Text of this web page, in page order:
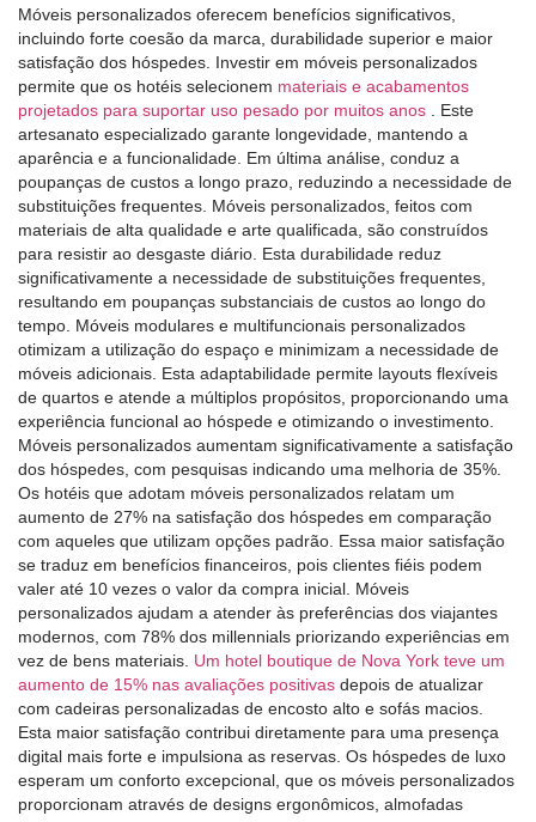
Móveis personalizados oferecem benefícios significativos,
incluindo forte coesão da marca, durabilidade superior e maior
satisfação dos hóspedes. Investir em móveis personalizados
permite que os hotéis selecionem materiais e acabamentos
projetados para suportar uso pesado por muitos anos
. Este
artesanato especializado garante longevidade, mantendo a
aparência e a funcionalidade. Em última análise, conduz a
poupanças de custos a longo prazo, reduzindo a necessidade de
substituições frequentes. Móveis personalizados, feitos com
materiais de alta qualidade e arte qualificada, são construídos
para resistir ao desgaste diário. Esta durabilidade reduz
significativamente a necessidade de substituições frequentes,
resultando em poupanças substanciais de custos ao longo do
tempo. Móveis modulares e multifuncionais personalizados
otimizam a utilização do espaço e minimizam a necessidade de
móveis adicionais. Esta adaptabilidade permite layouts flexíveis
de quartos e atende a múltiplos propósitos, proporcionando uma
experiência funcional ao hóspede e otimizando o investimento.
Móveis personalizados aumentam significativamente a satisfação
dos hóspedes, com pesquisas indicando uma melhoria de 35%.
Os hotéis que adotam móveis personalizados relatam um
aumento de 27% na satisfação dos hóspedes em comparação
com aqueles que utilizam opções padrão. Essa maior satisfação
se traduz em benefícios financeiros, pois clientes fiéis podem
valer até 10 vezes o valor da compra inicial. Móveis
personalizados ajudam a atender às preferências dos viajantes
modernos, com 78% dos millennials priorizando experiências em
vez de bens materiais. Um hotel boutique de Nova York teve um
aumento de 15% nas avaliações positivas depois de atualizar
com cadeiras personalizadas de encosto alto e sofás macios.
Esta maior satisfação contribui diretamente para uma presença
digital mais forte e impulsiona as reservas. Os hóspedes de luxo
esperam um conforto excepcional, que os móveis personalizados
proporcionam através de designs ergonômicos, almofadas